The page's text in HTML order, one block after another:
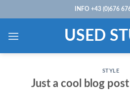
to
INFO +43 (0)676
USED
STYLE
Just a cool blog